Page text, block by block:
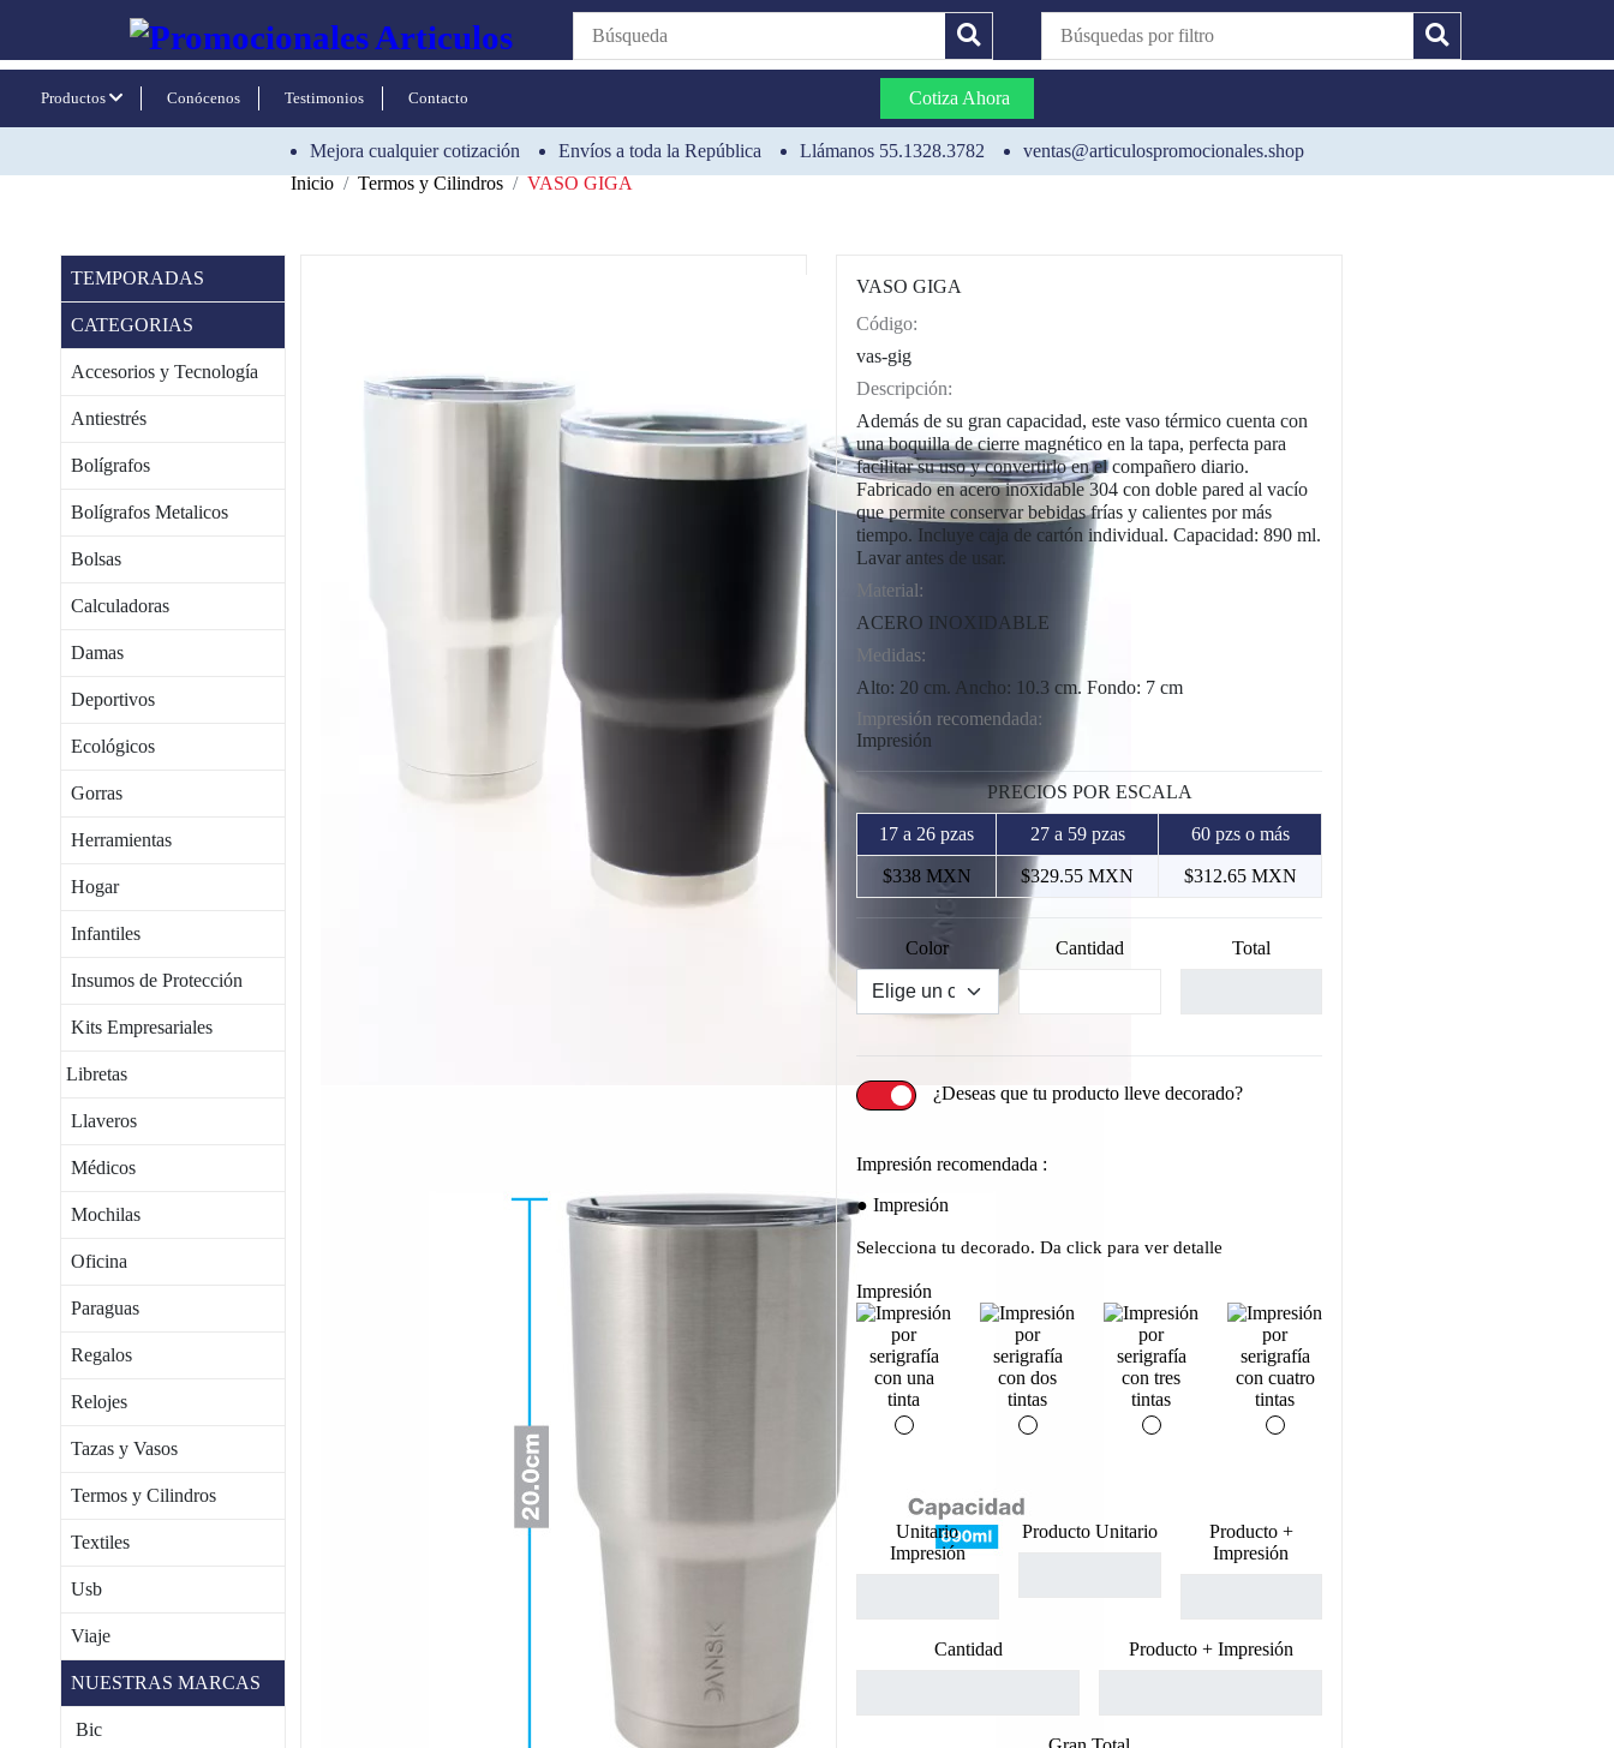
Productos Conócenos Testimonios Contacto Cotiza Ahora
Mejora cualquier cotización Envíos a toda la República Llámanos 55.1328.3782
ventas@articulospromocionales.shop
Inicio
Termos y Cilindros VASO GIGA
TEMPORADAS
CATEGORIAS
Accesorios y Tecnología
Antiestrés
Bolígrafos
Bolígrafos Metalicos
Bolsas
Calculadoras
Damas
Deportivos
Ecológicos
Gorras
Herramientas
Hogar
Infantiles
Insumos de Protección
Kits Empresariales
Libretas
Llaveros
Médicos
Mochilas
Oficina
Paraguas
Regalos
Relojes
Tazas y Vasos
Termos y Cilindros
Textiles
Usb
Viaje
NUESTRAS MARCAS
Bic
VASO GIGA
Código:
vas-gig
Descripción:
Además de su gran capacidad, este vaso térmico cuenta con
una boquilla de cierre magnético en la tapa, perfecta para
facilitar su uso y convertirlo en el compañero diario.
Fabricado en acero inoxidable 304 con doble pared al vacío
que permite conservar bebidas frías y calientes por más
tiempo. Incluye caja de cartón individual. Capacidad: 890 ml.
Lavar antes de usar.
Material:
ACERO INOXIDABLE
Medidas:
Alto: 20 cm. Ancho: 10.3 cm. Fondo: 7 cm
Impresión recomendada:
Impresión
PRECIOS POR ESCALA
17 a 26 pzas 27 a 59 pzas 60 pzs o más
$338 MXN $329.55 MXN $312.65 MXN
Color Cantidad Total
¿Deseas que tu producto lleve decorado?
Impresión recomendada :
Impresión
Selecciona tu decorado. Da click para ver detalle
Impresión
Unitario
Impresión
Producto Unitario
Producto +
Impresión
Cantidad Producto + Impresión